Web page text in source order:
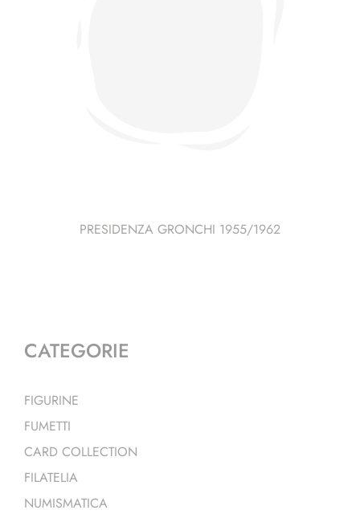
PRESIDENZA GRONCHI 1955/1962
CATEGORIE
FIGURINE
FUMETTI
CARD COLLECTION
FILATELIA
NUMISMATICA